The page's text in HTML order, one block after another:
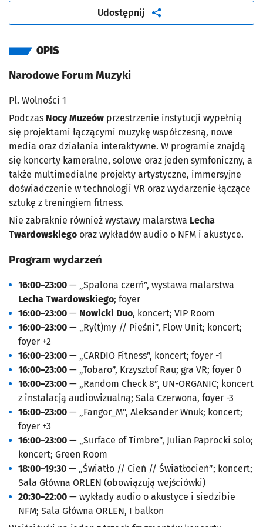
Udostępnij artykuł
OPIS
Narodowe Forum Muzyki
Pl. Wolności 1
Podczas Nocy Muzeów przestrzenie instytucji wypełnią
się projektami łączącymi muzykę współczesną, nowe
media oraz działania interaktywne. W programie znajdą
się koncerty kameralne, solowe oraz jeden symfoniczny, a
także multimedialne projekty artystyczne, immersyjne
doświadczenie w technologii VR oraz wydarzenie łączące
sztukę z treningiem fitness.
Nie zabraknie również wystawy malarstwa Lecha
Twardowskiego oraz wykładów audio o NFM i akustyce.
Program wydarzeń
16:00–23:00 — „Spalona czerń”, wystawa malarstwa
Lecha Twardowskiego; foyer
16:00–23:00 — Nowicki Duo, koncert; VIP Room
16:00–23:00 — „Ry(t)my // Pieśni”, Flow Unit; koncert;
foyer +2
16:00–23:00 — „CARDIO Fitness”, koncert; foyer -1
16:00–23:00 — „Tobaro”, Krzysztof Rau; gra VR; foyer 0
16:00–23:00 — „Random Check 8”, UN-ORGANIC; koncert
z instalacją audiowizualną; Sala Czerwona, foyer -3
16:00–23:00 — „Fangor_M”, Aleksander Wnuk; koncert;
foyer +3
16:00–23:00 — „Surface of Timbre”, Julian Paprocki solo;
koncert; Green Room
18:00–19:30 — „Światło // Cień // Światłocień”; koncert;
Sala Główna ORLEN (obowiązują wejściówki)
20:30–22:00 — wykłady audio o akustyce i siedzibie
NFM; Sala Główna ORLEN, I balkon